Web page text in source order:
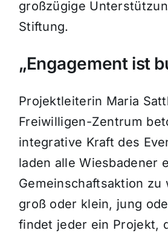
großzügige
Stiftung.
„Engagement ist
Projektleiterin Maria
Freiwilligen-Zentrum
integrative Kraft des
laden alle Wiesbadener
Gemeinschaftsaktion zu
groß oder klein, jung
findet jeder ein Projekt,